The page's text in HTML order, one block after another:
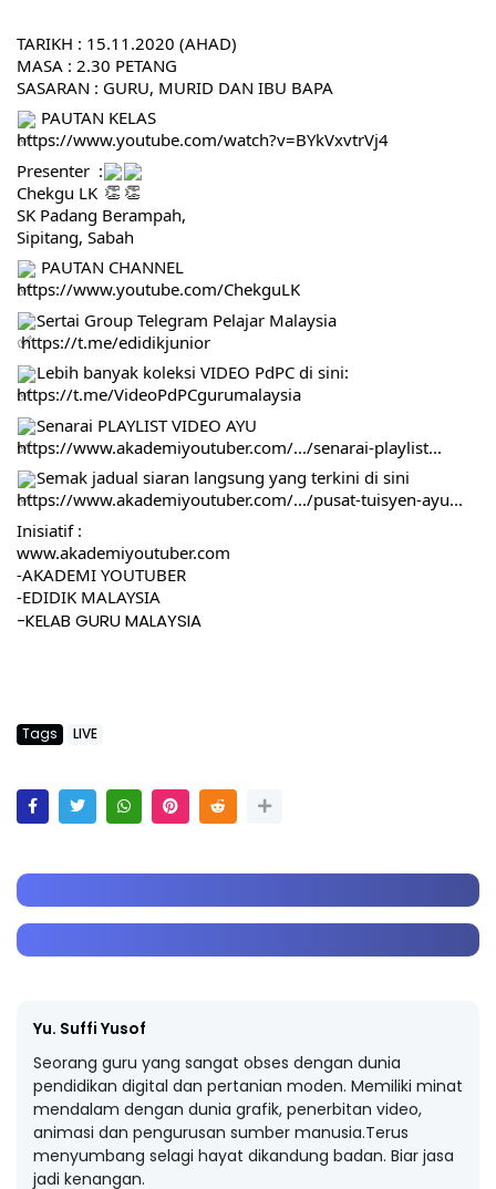
TARIKH : 15.11.2020 (AHAD)
MASA : 2.30 PETANG
SASARAN : GURU, MURID DAN IBU BAPA
PAUTAN KELAS
https://www.youtube.com/watch?v=BYkVxvtrVj4
Presenter  :
Chekgu LK
SK Padang Berampah,
Sipitang, Sabah
PAUTAN CHANNEL
https://www.youtube.com/ChekguLK
Sertai Group Telegram Pelajar Malaysia
https://t.me/edidikjunior
Lebih banyak koleksi VIDEO PdPC di sini:
https://t.me/VideoPdPCgurumalaysia
Senarai PLAYLIST VIDEO AYU
https://www.akademiyoutuber.com/.../senarai-playlist...
Semak jadual siaran langsung yang terkini di sini
https://www.akademiyoutuber.com/.../pusat-tuisyen-ayu...
Inisiatif :
www.akademiyoutuber.com
-AKADEMI YOUTUBER
-EDIDIK MALAYSIA
-KELAB GURU MALAYSIA
Tags LIVE
Yu. Suffi Yusof
Seorang guru yang sangat obses dengan dunia
pendidikan digital dan pertanian moden. Memiliki minat
mendalam dengan dunia grafik, penerbitan video,
animasi dan pengurusan sumber manusia.Terus
menyumbang selagi hayat dikandung badan. Biar jasa
jadi kenangan.